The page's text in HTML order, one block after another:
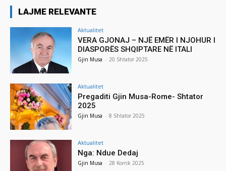
LAJME RELEVANTE
Aktualitet
VERA GJONAJ – NJË EMËR I NJOHUR I
DIASPORËS SHQIPTARE NË ITALI
Gjin Musa - 20 Shtator 2025
Aktualitet
Pregaditi Gjin Musa-Rome- Shtator
2025
Gjin Musa - 8 Shtator 2025
Aktualitet
Nga: Ndue Dedaj
Gjin Musa - 28 Korrik 2025